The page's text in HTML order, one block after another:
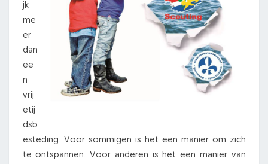
jk
me
er
dan
ee
n
vrij
etij
dsb
esteding. Voor sommigen is het een manier om zich
te ontspannen. Voor anderen is het een manier van